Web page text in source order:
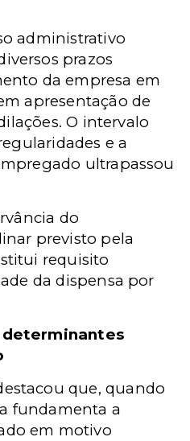
administrativo
prazos
da empresa em
apresentação de
O intervalo
e a
ultrapassou
do
previsto pela
requisito
da dispensa por
que, quando
fundamenta a
em motivo